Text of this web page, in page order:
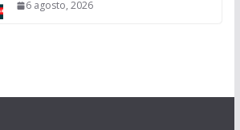
6 agosto, 2026